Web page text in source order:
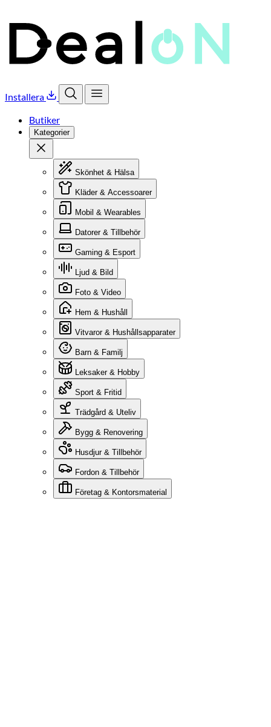
Installera
Öppna sökÖppna meny
Butiker
Kategorier
Stäng
Skönhet & Hälsa
Kläder & Accessoarer
Mobil & Wearables
Datorer & Tillbehör
Gaming & Esport
Ljud & Bild
Foto & Video
Hem & Hushåll
Vitvaror & Hushållsapparater
Barn & Familj
Leksaker & Hobby
Sport & Fritid
Trädgård & Uteliv
Bygg & Renovering
Husdjur & Tillbehör
Fordon & Tillbehör
Företag & Kontorsmaterial